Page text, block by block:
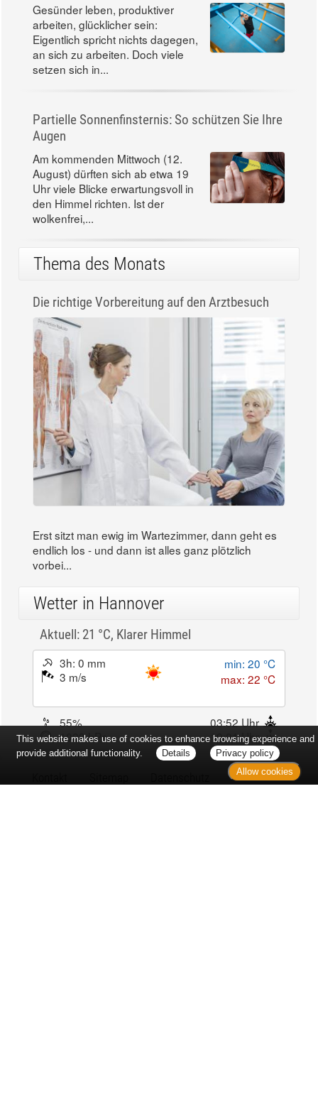
Gesünder leben, produktiver
arbeiten, glücklicher sein:
Eigentlich spricht nichts dagegen,
an sich zu arbeiten. Doch viele
setzen sich in...
Partielle Sonnenfinsternis: So schützen Sie Ihre
Augen
Am kommenden Mittwoch (12.
August) dürften sich ab etwa 19
Uhr viele Blicke erwartungsvoll in
den Himmel richten. Ist der
wolkenfrei,...
Thema des Monats
Die richtige Vorbereitung auf den Arztbesuch
Erst sitzt man ewig im Wartezimmer, dann geht es
endlich los - und dann ist alles ganz plötzlich
vorbei...
Wetter in Hannover
Aktuell: 21 °C, Klarer Himmel
3h: 0 mm
3 m/s
min: 20 °C
max: 22 °C
55%
03:52 Uhr
1023 hPa
19:01 Uhr
This website makes use of cookies to enhance browsing experience and
provide additional functionality.
Details
Privacy policy
Allow cookies